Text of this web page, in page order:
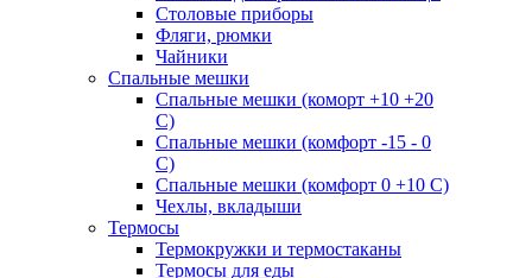
Столовые приборы
Фляги, рюмки
Чайники
Спальные мешки
Спальные мешки (коморт +10 +20
С)
Спальные мешки (комфорт -15 - 0
С)
Спальные мешки (комфорт 0 +10 С)
Чехлы, вкладыши
Термосы
Термокружки и термостаканы
Термосы для еды